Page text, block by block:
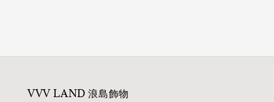
VVV LAND 浪島飾物